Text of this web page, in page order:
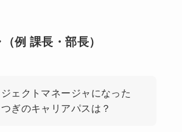
例 課長・部長）
ェクトマネージャになった
ぎのキャリアパスは？